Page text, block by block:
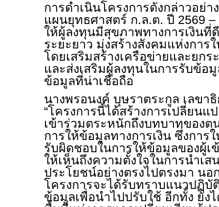
การดำเนินโครงการดังกล่าวอย่า
แผนยุทธศาสตร์ ก.ล.ต. ปี 2569 –
ให้ผู้ลงทุนมีสุขภาพทางการเงิน
ระยะยาว มุ่งสร้างสังคมแห่งกา
โดยเสริมสร้างเครือข่ายและยก
และส่งเสริมผู้ลงทุนในการรับข้อ
ข้อมูลที่น่าเชื่อถือ
นางพรอนงค์ บุษราตระกูล เลขา
“โครงการนี้ได้สร้างการเปลี่ยนแ
เข้าร่วมตระหนักถึงบทบาทของต
การให้ข้อมูลทางการเงิน ซึ่งกา
รับผิดชอบในการให้ข้อมูลของผู้เ
ให้เห็นถึงความตั้งใจในการนำเ
ประโยชน์อย่างตรงไปตรงมา นอ
โครงการจะได้รับทราบแนวปฏิบั
ข้อมูลเพื่อนำไปปรับใช้ อีกทั้ง ยัง